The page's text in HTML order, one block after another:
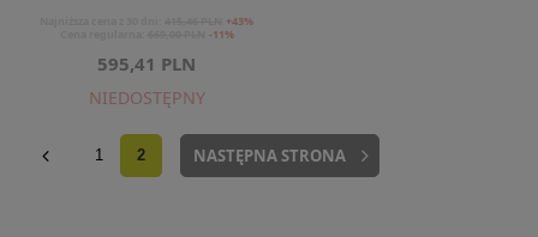
595,41 PLN
+43%
-11%
NIEDOSTĘPNY
1 2 NASTĘPNA STRONA